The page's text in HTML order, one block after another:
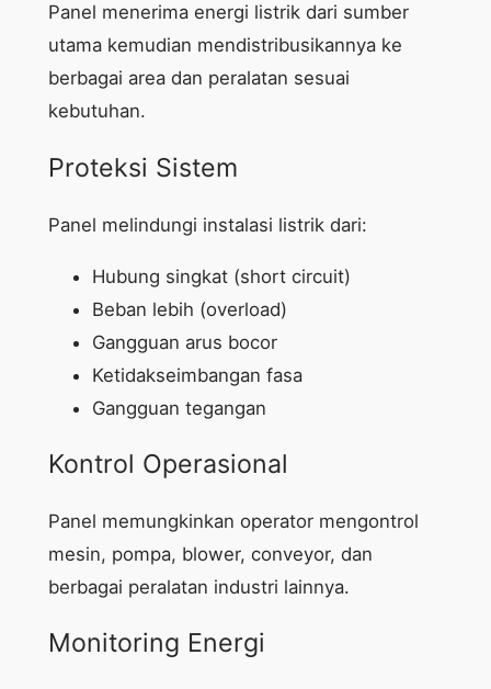
Panel menerima energi listrik dari sumber
utama kemudian mendistribusikannya ke
berbagai area dan peralatan sesuai
kebutuhan.
Proteksi Sistem
Panel melindungi instalasi listrik dari:
Hubung singkat (short circuit)
Beban lebih (overload)
Gangguan arus bocor
Ketidakseimbangan fasa
Gangguan tegangan
Kontrol Operasional
Panel memungkinkan operator mengontrol
mesin, pompa, blower, conveyor, dan
berbagai peralatan industri lainnya.
Monitoring Energi